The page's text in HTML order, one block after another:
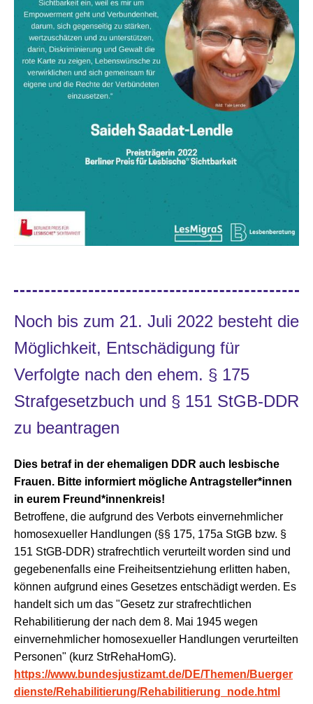
Noch bis zum 21. Juli 2022 besteht die
Möglichkeit, Entschädigung für
Verfolgte nach den ehem. § 175
Strafgesetzbuch und § 151 StGB-DDR
zu beantragen
Dies betraf in der ehemaligen DDR auch lesbische
Frauen. Bitte informiert mögliche Antragsteller*innen
in eurem Freund*innenkreis!
Betroffene, die aufgrund des Verbots einvernehmlicher
homosexueller Handlungen (§§ 175, 175a StGB bzw. §
151 StGB-DDR) straf­rechtlich verurteilt worden sind und
gegebenenfalls eine Freiheitsentziehung erlitten haben,
können aufgrund eines Gesetzes ent­schädigt werden. Es
handelt sich um das "Gesetz zur strafrechtlichen
Rehabilitierung der nach dem 8. Mai 1945 wegen
einvernehm­licher homosexueller Handlungen verurteilten
Personen" (kurz StrRehaHomG).
https://www.bundesjustizamt.de/DE/Themen/Buerger
dienste/Rehabilitierung/Rehabilitierung_node.html